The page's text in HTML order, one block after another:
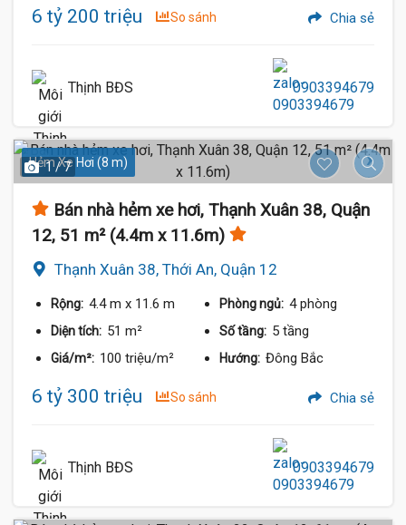
6 tỷ 200 triệu So sánh Chia sẻ
Thịnh BĐS 0903394679
Hẻm Xe Hơi (8 m)
1 / 7
Bán nhà hẻm xe hơi, Thạnh Xuân 38, Quận
12, 51 m² (4.4m x 11.6m)
Thạnh Xuân 38, Thới An, Quận 12
Rộng: 4.4 m x 11.6 m Phòng ngủ: 4 phòng
Diện tích: 51 m² Số tầng: 5 tầng
Giá/m²: 100 triệu/m² Hướng: Đông Bắc
6 tỷ 300 triệu So sánh Chia sẻ
Thịnh BĐS 0903394679